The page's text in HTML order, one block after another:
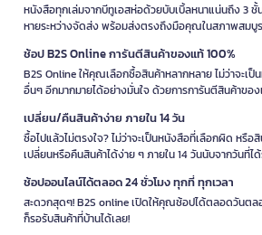
หนังสือทุกเล่มจากบีทูเอสห่อด้วยบับเบิ้ลหนาแน่นถึง 3 ชั้
หายระหว่างจัดส่ง พร้อมส่งตรงถึงมือคุณในสภาพสม
ช้อป B2S Online การันตีสินค้าของแท้ 100%
B2S Online ให้คุณเลือกซื้อสินค้าหลากหลาย ไม่ว่าจะเป็
อื่นๆ อีกมากมายได้อย่างมั่นใจ ด้วยการการันตีสินค้าขอ
เปลี่ยน/คืนสินค้าง่าย ภายใน 14 วัน
ซื้อไปแล้วไม่ตรงใจ? ไม่ว่าจะเป็นหนังสือที่เลือกผิด หรื
เปลี่ยนหรือคืนสินค้าได้ง่าย ๆ ภายใน 14 วันนับจากวันที่ไ
ช้อปออนไลน์ได้ตลอด 24 ชั่วโมง ทุกที่ ทุกเวลา
สะดวกสุดๆ! B2S online เปิดให้คุณช้อปได้ตลอดวันตล
ก็รอรับสินค้าที่บ้านได้เลย!